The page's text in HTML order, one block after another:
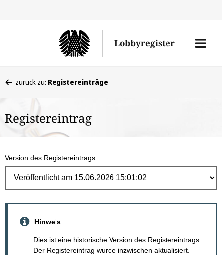
Lobbyregister
Menü
befinden
hier:
zurück zu: Registereinträge
Registereintrag
Version des Registereintrags
Hinweis
Dies ist eine historische Version des Registereintrags.
Der Registereintrag wurde inzwischen aktualisiert.